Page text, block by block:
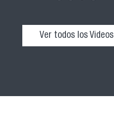
Ver todos los Videos